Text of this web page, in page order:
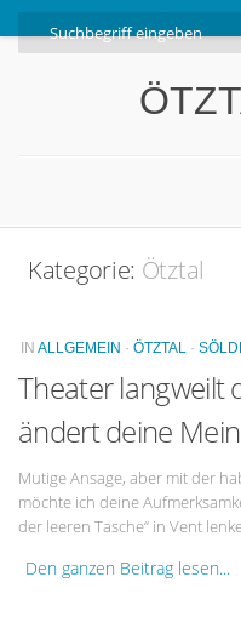
Home
Free W-LAN
Sölden
Impressum
Kontakt
Datenschutzerklärung
Kategorie: Ötztal
IN ALLGEMEIN · ÖTZTAL ·
Theater langweilt
ändert deine
Mutige Ansage, aber mit der
möchte ich deine
der leeren Tasche“ in Vent
Den ganzen Beitrag lesen...